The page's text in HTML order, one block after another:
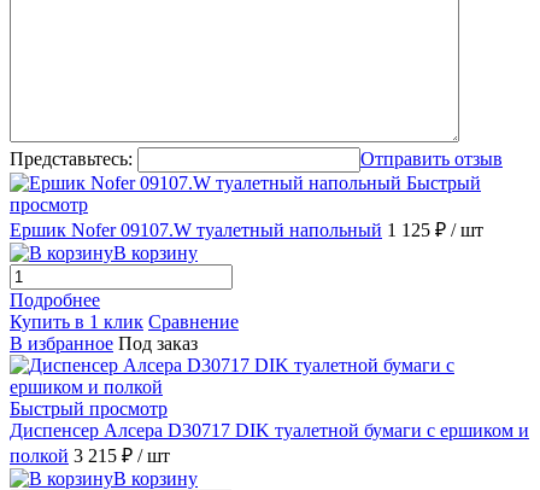
Представьтесь:
Отправить отзыв
Быстрый
просмотр
Ершик Nofer 09107.W туалетный напольный 1 125 ₽ / шт
В корзину
Подробнее
Купить в 1 клик Сравнение
В избранное Под заказ
Быстрый просмотр
Диспенсер Алсера D30717 DIK туалетной бумаги с ершиком и
полкой 3 215 ₽ / шт
В корзину